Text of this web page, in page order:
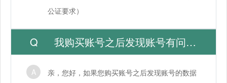
公证要求）
我购买账号之后发现账号有问题你们平台怎么处理呀？
亲，您好，如果您购买账号之后发现账号的数据